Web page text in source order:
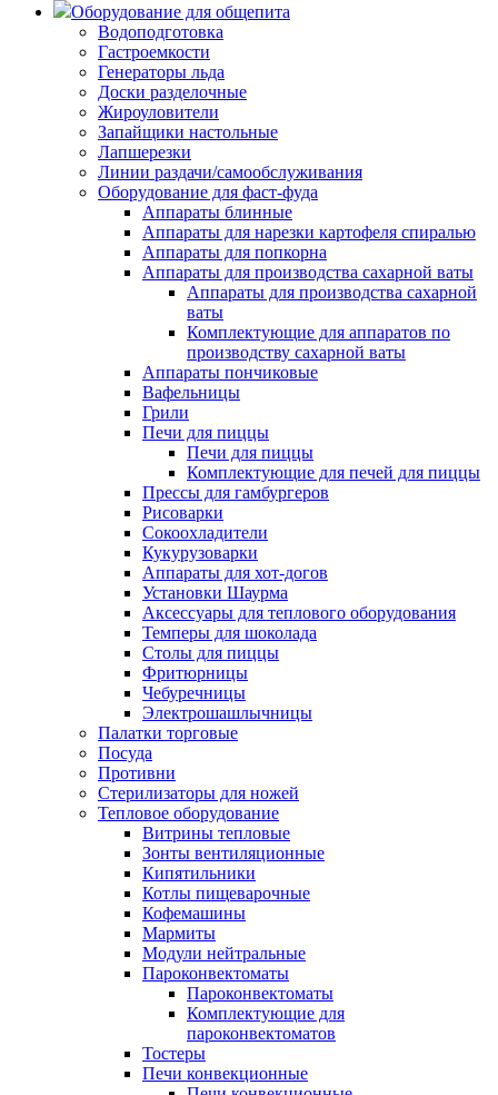
Оборудование для общепита
Водоподготовка
Гастроемкости
Генераторы льда
Доски разделочные
Жироуловители
Запайщики настольные
Лапшерезки
Линии раздачи/самообслуживания
Оборудование для фаст-фуда
Аппараты блинные
Аппараты для нарезки картофеля спиралью
Аппараты для попкорна
Аппараты для производства сахарной ваты
Аппараты для производства сахарной
ваты
Комплектующие для аппаратов по
производству сахарной ваты
Аппараты пончиковые
Вафельницы
Грили
Печи для пиццы
Печи для пиццы
Комплектующие для печей для пиццы
Прессы для гамбургеров
Рисоварки
Сокоохладители
Кукурузоварки
Аппараты для хот-догов
Установки Шаурма
Аксессуары для теплового оборудования
Темперы для шоколада
Столы для пиццы
Фритюрницы
Чебуречницы
Электрошашлычницы
Палатки торговые
Посуда
Противни
Стерилизаторы для ножей
Тепловое оборудование
Витрины тепловые
Зонты вентиляционные
Кипятильники
Котлы пищеварочные
Кофемашины
Мармиты
Модули нейтральные
Пароконвектоматы
Пароконвектоматы
Комплектующие для
пароконвектоматов
Тостеры
Печи конвекционные